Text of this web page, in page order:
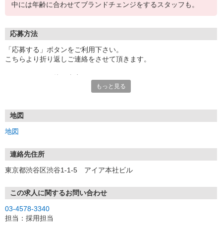
中には年齢に合わせてブランドチェンジをするスタッフも。
応募方法
「応募する」ボタンをご利用下さい。
こちらより折り返しご連絡をさせて頂きます。
電話での応募の場合は「イーアイデムを見ました」とお伝えくださ
もっと見る
地図
地図
連絡先住所
東京都渋谷区渋谷1-1-5 アイア本社ビル
この求人に関するお問い合わせ
03-4578-3340
担当：採用担当